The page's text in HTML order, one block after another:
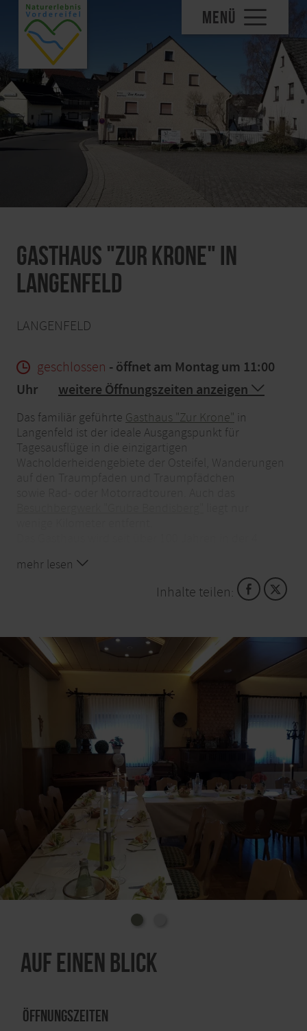
MENÜ
Gasthaus "Zur Krone" in
Langenfeld
LANGENFELD
geschlossen - öffnet am Montag um 11:00
Uhr
weitere Öffnungszeiten anzeigen
Das familiär geführte Gasthaus "Zur Krone" in
Langenfeld ist der ideale Ausgangspunkt für
Tagesausflüge in die einzigartigen
Wacholderheidengebiete der Osteifel, Wanderungen
zu günstigen Preisen. Die Karte bietet deutsche
Küche sowie ausgewählte Wildspezialitäten.
Die Lage inmitten der einzigartigen Natur der
Wanderungen, Rad- und Motorradtouren.
mehr lesen
Inhalte teilen:
Auf einen Blick
Öffnungszeiten